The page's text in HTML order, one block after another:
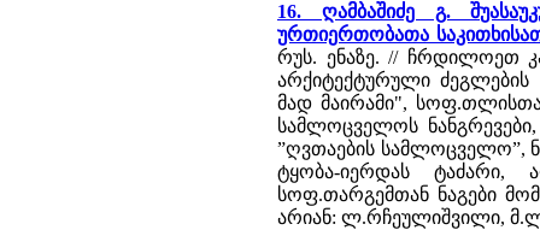
16. ღამბაშიძე გ.
ურთიერთობათა
რუს. ენაზე. // ჩრდილოეთ
არქიტექტურული ძეგლების
მად მაირამი",
სამლოცველოს
”ღვთაების სამლოცველო”,
ტყობა-იერდას ტაძარი,
სოფ.თარგემთან ნაგები
არიან: ლ.რჩეულიშვილი,